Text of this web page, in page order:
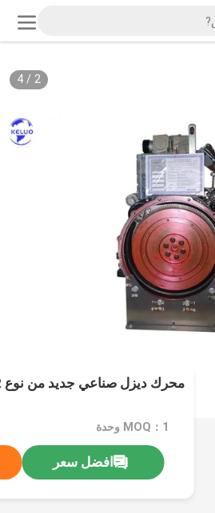
2
/
4
محرك ديزل صناعي جديد من نوع 404D-22
MOQ：1 وحدة
افضل سعر